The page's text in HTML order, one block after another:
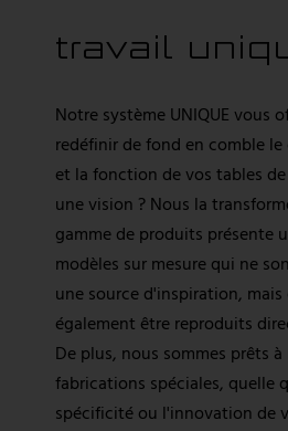
Système UNIQUE
Actualités
Portail de téléchargement
Trouver un
travail
Notre système UNIQUE vous
redéfinir de fond en comble
et la fonction de vos tables
une vision ? Nous la
gamme de produits présente
modèles sur mesure qui ne
une source d'inspiration,
également être reproduits
De plus, nous sommes prêts à
fabrications spéciales, quelle
spécificité ou l'innovation de